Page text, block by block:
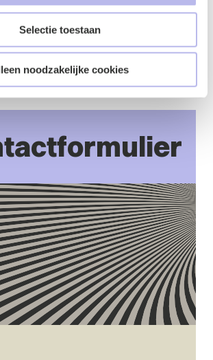
Selectie toestaan
noodzakelijke cookies
EUDAMED